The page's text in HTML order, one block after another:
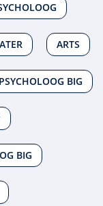
ARTS
BIG
BIG